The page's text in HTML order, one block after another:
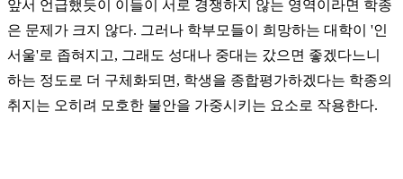
앞서 언급했듯이 이들이 서로 경쟁하지 않는 영역이라면 학종
은 문제가 크지 않다. 그러나 학부모들이 희망하는 대학이 '인
서울'로 좁혀지고, 그래도 성대나 중대는 갔으면 좋겠다느니
하는 정도로 더 구체화되면, 학생을 종합평가하겠다는 학종의
취지는 오히려 모호한 불안을 가중시키는 요소로 작용한다.